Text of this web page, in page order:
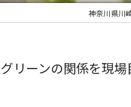
神奈川県川
リーンの関係を現